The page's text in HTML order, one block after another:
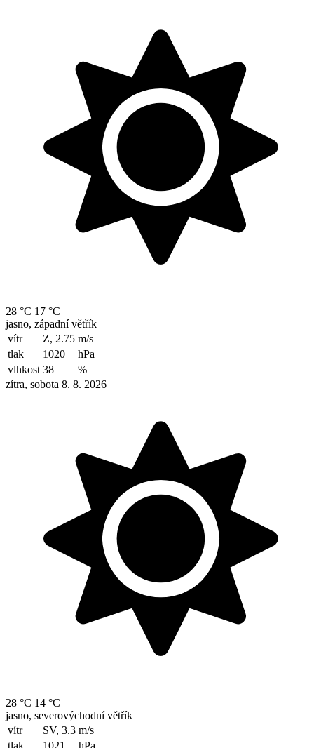
28 °C 17 °C
jasno, západní větřík
vítr
Z, 2.75 m/s
tlak
1020
hPa
vlhkost 38
%
zítra, sobota 8. 8. 2026
28 °C 14 °C
jasno, severovýchodní větřík
vítr
SV, 3.3 m/s